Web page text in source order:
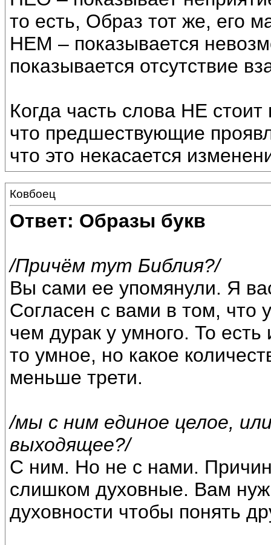
то есть, Образ тот же, его
НЕМ – показывается
показывается отсутствие
Когда часть слова НЕ
что предшествующие
что это некасается
Ковбоец
Ответ: Образы букв
/Причём тут Библия?/
Вы сами ее упомянули. Я
Согласен с вами в том, что
чем дурак у умного. То
то умное, но какое
меньше трети.
/мы с ним единое целое,
выходящее?/
С ним. Но не с нами.
слишком духовные. Вам
духовности чтобы понять